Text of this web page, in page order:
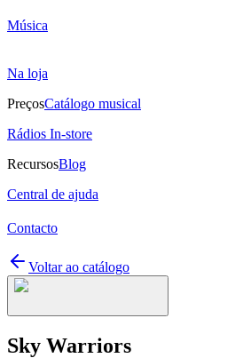
Música
Na loja
PreçosCatálogo musical
Rádios In-store
RecursosBlog
Central de ajuda
Contacto
Voltar ao catálogo
Sky Warriors